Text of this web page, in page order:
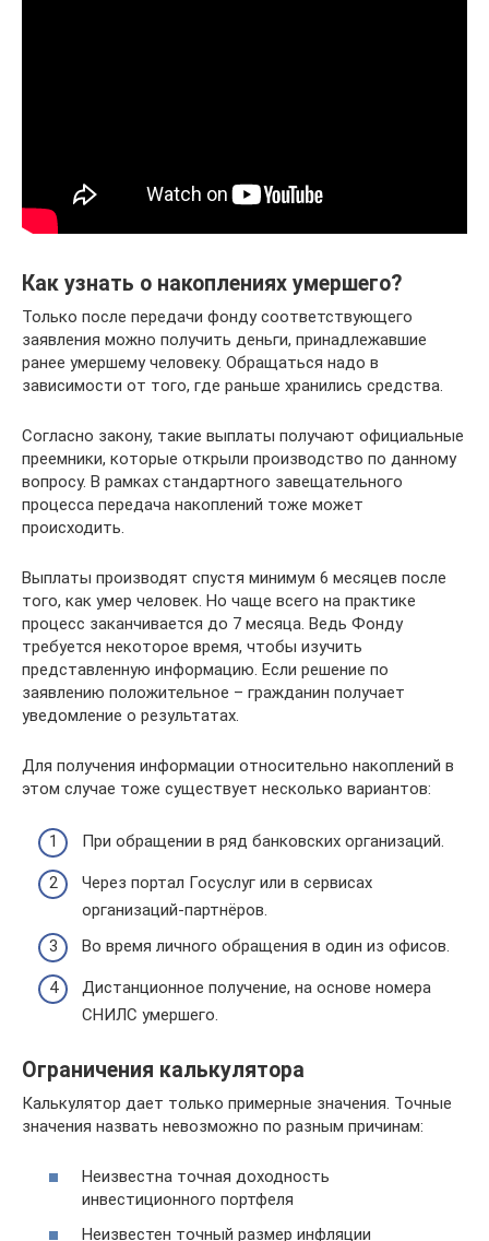
Как узнать о накоплениях умершего?
Только после передачи фонду соответствующего
заявления можно получить деньги, принадлежавшие
ранее умершему человеку. Обращаться надо в
зависимости от того, где раньше хранились средства.
Согласно закону, такие выплаты получают официальные
преемники, которые открыли производство по данному
вопросу. В рамках стандартного завещательного
процесса передача накоплений тоже может
происходить.
Выплаты производят спустя минимум 6 месяцев после
того, как умер человек. Но чаще всего на практике
процесс заканчивается до 7 месяца. Ведь Фонду
требуется некоторое время, чтобы изучить
представленную информацию. Если решение по
заявлению положительное – гражданин получает
уведомление о результатах.
Для получения информации относительно накоплений в
этом случае тоже существует несколько вариантов:
При обращении в ряд банковских организаций.
Через портал Госуслуг или в сервисах
организаций-партнёров.
Во время личного обращения в один из офисов.
Дистанционное получение, на основе номера
СНИЛС умершего.
Ограничения калькулятора
Калькулятор дает только примерные значения. Точные
значения назвать невозможно по разным причинам:
Неизвестна точная доходность
инвестиционного портфеля
Неизвестен точный размер инфляции